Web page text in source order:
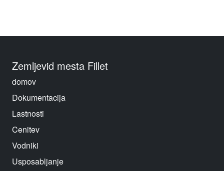
Zemljevid mesta Fillet
domov
Dokumentacija
Lastnosti
Cenitev
Vodniki
Usposabljanje